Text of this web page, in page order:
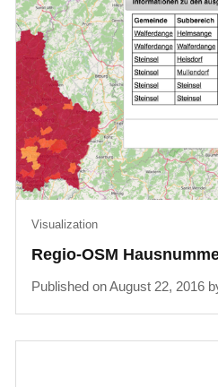
Regio-OSM
Visualization
Published on August 22, 2016